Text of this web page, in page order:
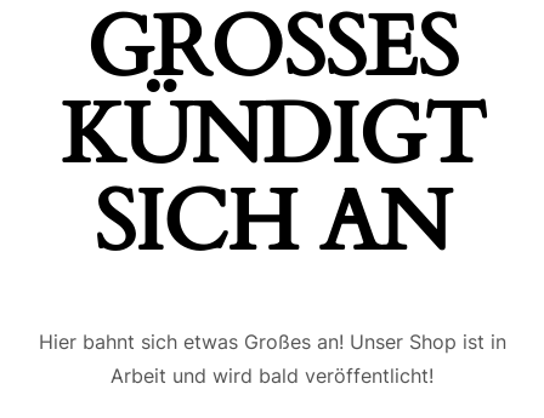
GROSSES K
ÜNDIGT S
ICH AN
Hier bahnt sich etwas Großes an! Unser Shop ist in
Arbeit und wird bald veröffentlicht!